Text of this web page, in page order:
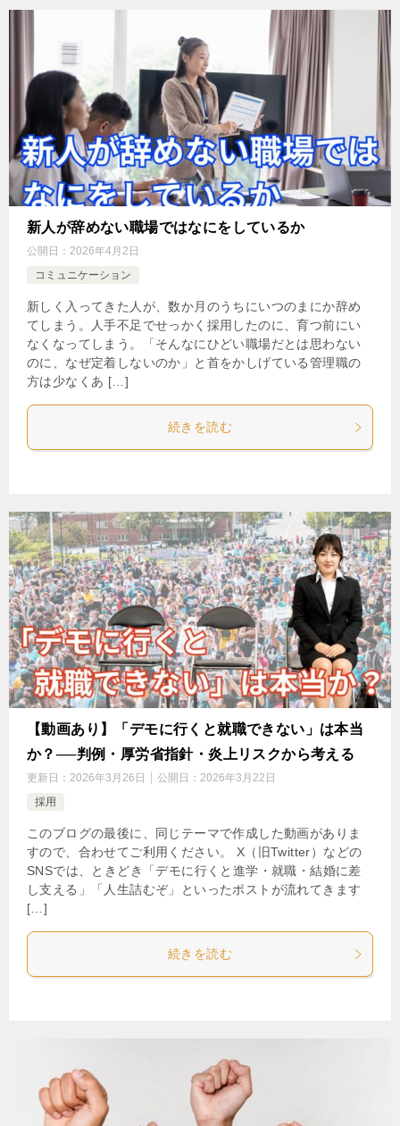
新人が辞めない職場ではなにをしているか
公開日： 2026年4月2日
コミュニケーション
新しく入ってきた人が、数か月のうちにいつのまにか辞め
てしまう。人手不足でせっかく採用したのに、育つ前にい
なくなってしまう。「そんなにひどい職場だとは思わない
のに、なぜ定着しないのか」と首をかしげている管理職の
方は少なくあ […]
続きを読む
【動画あり】「デモに行くと就職できない」は本当
か？──判例・厚労省指針・炎上リスクから考える
更新日： 2026年3月26日 公開日： 2026年3月22日
採用
このブログの最後に、同じテーマで作成した動画がありま
すので、合わせてご利用ください。 X（旧Twitter）などの
SNSでは、ときどき「デモに行くと進学・就職・結婚に差
し支える」「人生詰むぞ」といったポストが流れてきます
[…]
続きを読む